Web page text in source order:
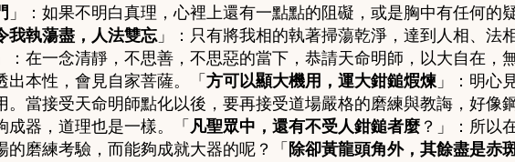
」： 如果不明白真理，心裡上還有一點點的阻礙，或是胸中有任何的
我執蕩盡，人法雙忘」： 只有將我相的執著掃蕩乾淨，達到人相、法
： 在一念清靜，不思善，不思惡的當下，恭請天命明師，以大自在，
出本性，會見自家菩薩。「 方可以顯大機用，運大鉗鎚煆煉 」： 明心
。當接受天命明師點化以後，要再接受道場嚴格的磨練與教誨，好像
成器，道理也是一樣。「 凡聖眾中，還有不受人鉗鎚者麼？」： 所以
的磨練考驗，而能夠成就大器的呢？「 除卻黃龍頭角外，其餘盡是赤